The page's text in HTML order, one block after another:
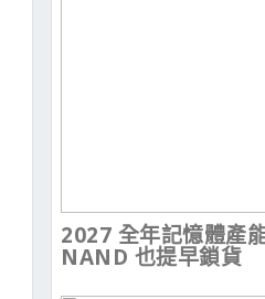
2027 全年記憶體產
NAND 也提早鎖貨